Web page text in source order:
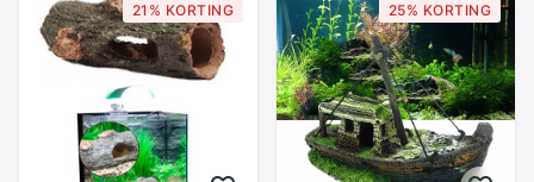
21% KORTING 25% KORTING